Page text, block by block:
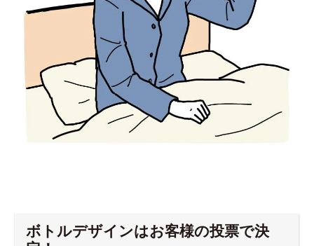
ボトルデザインはお客様の投票で決